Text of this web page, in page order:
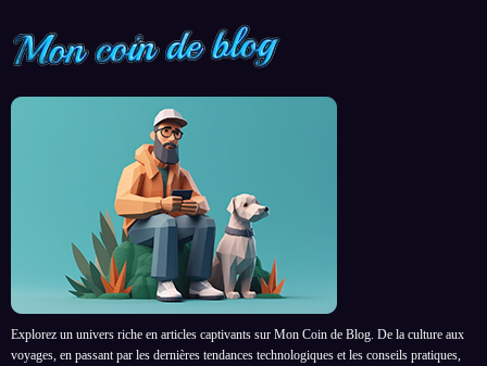
Explorez un univers riche en articles captivants sur Mon Coin de Blog. De la culture aux
voyages, en passant par les dernières tendances technologiques et les conseils pratiques,